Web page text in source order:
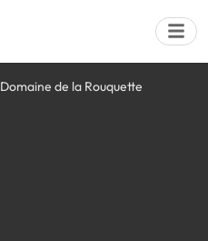
Domaine de la Rouquette